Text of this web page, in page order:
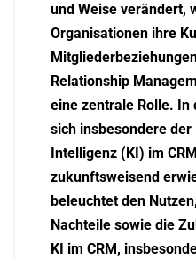
und Weise verändert,
Organisationen ihre
Relationship
eine zentrale Rolle.
sich insbesondere
Intelligenz (KI) im
zukunftsweisend
beleuchtet den
Nachteile sowie die
KI im CRM,